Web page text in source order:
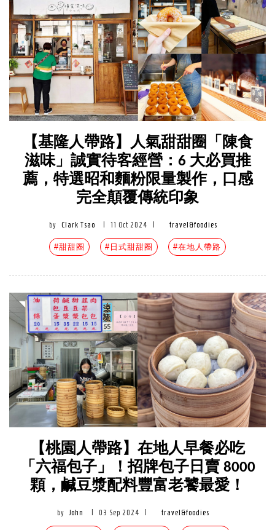
【基隆人帶路】人氣甜甜圈「陳食
滋味」誠實待客經營：6 大必買推
薦，特選昭和麵粉限量製作，口感
完全顛覆傳統印象
by Clark Tsao 11 Oct 2024 travel&foodies
#甜甜圈 #日式甜甜圈 #在地人帶路
【桃園人帶路】在地人早餐必吃
「六福包子」！招牌包子日賣 8000
顆，鹹豆漿配料豐富老饕最愛！
by John 03 Sep 2024 travel&foodies